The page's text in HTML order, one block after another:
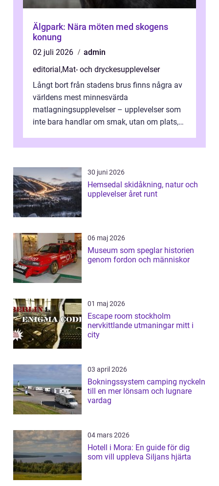
Älgpark: Nära möten med skogens
konung
02 juli 2026
admin
editorial,Mat- och dryckesupplevelser
Långt bort från stadens brus finns några av
världens mest minnesvärda
matlagningsupplevelser – upplevelser som
inte bara handlar om smak, utan om plats,
30 juni 2026
Hemsedal skidåkning, natur och
upplevelser året runt
06 maj 2026
Museum som speglar historien
genom fordon och människor
01 maj 2026
Escape room stockholm
nervkittlande utmaningar mitt i
city
03 april 2026
Bokningssystem camping nyckeln
till en mer lönsam och lugnare
vardag
04 mars 2026
Hotell i Mora: En guide för dig
som vill uppleva Siljans hjärta